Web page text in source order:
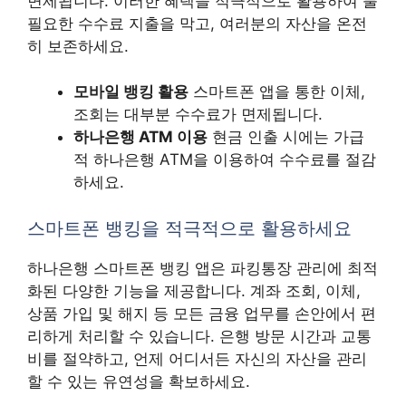
필요한 수수료 지출을 막고, 여러분의 자산을 온전
히 보존하세요.
모바일 뱅킹 활용 스마트폰 앱을 통한 이체,
조회는 대부분 수수료가 면제됩니다.
하나은행 ATM 이용 현금 인출 시에는 가급
적 하나은행 ATM을 이용하여 수수료를 절감
하세요.
스마트폰 뱅킹을 적극적으로 활용하세요
하나은행 스마트폰 뱅킹 앱은 파킹통장 관리에 최적
화된 다양한 기능을 제공합니다. 계좌 조회, 이체,
상품 가입 및 해지 등 모든 금융 업무를 손안에서 편
리하게 처리할 수 있습니다. 은행 방문 시간과 교통
비를 절약하고, 언제 어디서든 자신의 자산을 관리
할 수 있는 유연성을 확보하세요.